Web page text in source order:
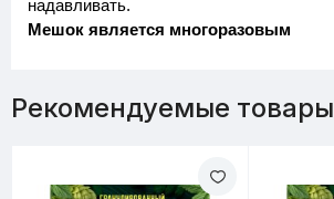
надавливать.
Мешок является многоразовым
Рекомендуемые товары